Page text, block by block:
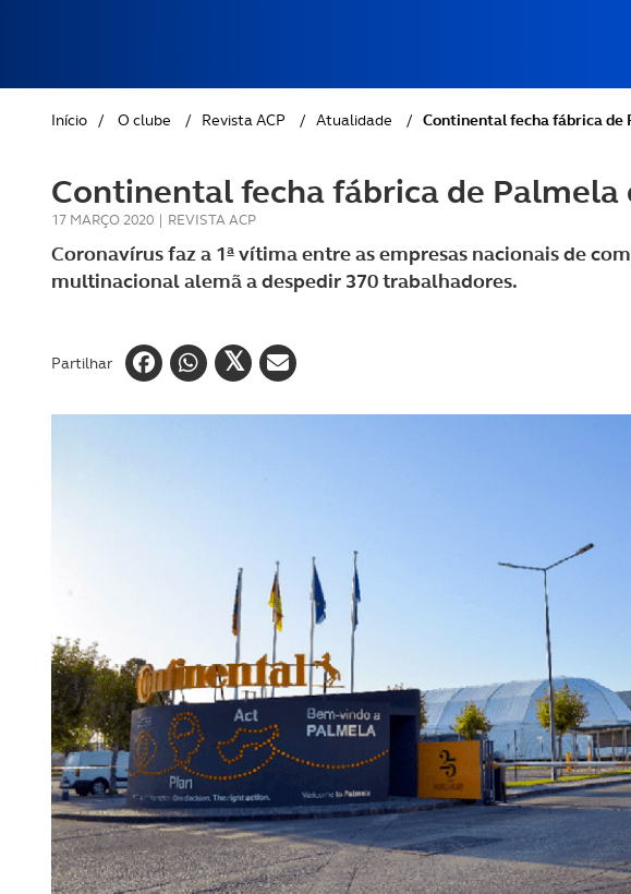
GOLFE
AUTOCARAVANISMO
Início / O clube / Revista ACP / Atualidade / Continental fecha fábrica
Continental fecha fábrica de
17 MARÇO 2020 | REVISTA ACP
Coronavírus faz a 1ª vítima entre as empresas nacionais de
multinacional alemã a despedir 370 trabalhadores.
Partilhar